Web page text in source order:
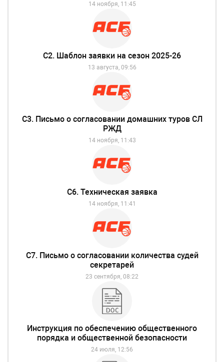
14 ноября, 11:45
С2. Шаблон заявки на сезон 2025-26
13 августа, 09:56
С3. Письмо о согласовании домашних туров СЛ
РЖД
14 ноября, 11:43
С6. Техническая заявка
14 ноября, 11:41
С7. Письмо о согласовании количества судей
секретарей
23 сентября, 08:22
Инструкция по обеспечению общественного
порядка и общественной безопасности
24 июля, 12:56